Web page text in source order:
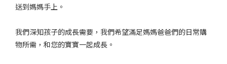
送到媽媽手上。
我們深知孩子的成長需要，我們希望滿足媽媽爸爸們的日常購
物所需，和您的寶寶一起成長。